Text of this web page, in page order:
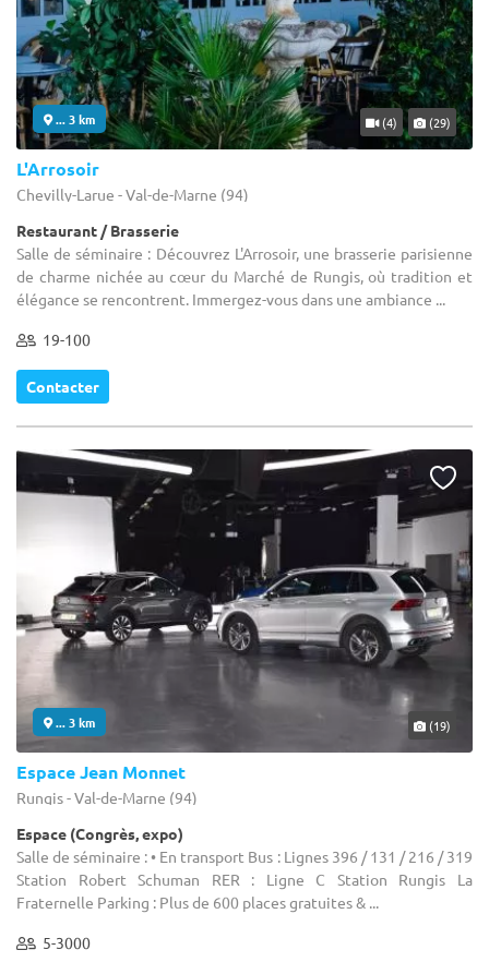
... 3 km (4) (29)
L'Arrosoir
Chevilly-Larue - Val-de-Marne (94)
Restaurant / Brasserie
Salle de séminaire : Découvrez L'Arrosoir, une brasserie parisienne
de charme nichée au cœur du Marché de Rungis, où tradition et
élégance se rencontrent. Immergez-vous dans une ambiance ...
19-100
Contacter
... 3 km (19)
Espace Jean Monnet
Rungis - Val-de-Marne (94)
Espace (Congrès, expo)
Salle de séminaire : • En transport Bus : Lignes 396 / 131 / 216 / 319
Station Robert Schuman RER : Ligne C Station Rungis La
Fraternelle Parking : Plus de 600 places gratuites & ...
5-3000